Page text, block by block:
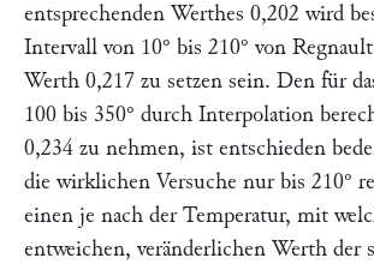
entsprechenden Werthes 0,202 wird
Intervall von 10° bis 210° von Regnault
Werth 0,217 zu setzen sein. Den für
100 bis 350° durch Interpolation
0,234 zu nehmen, ist entschieden
die wirklichen Versuche nur bis 210°
einen je nach der Temperatur, mit
entweichen, veränderlichen Werth der